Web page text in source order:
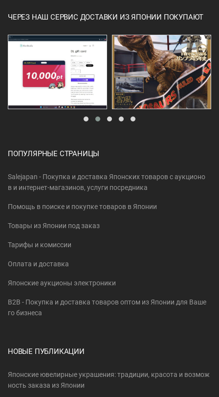
ЧЕРЕЗ НАШ СЕРВИС ДОСТАВКИ ИЗ ЯПОНИИ ПОКУПАЮТ
ПОПУЛЯРНЫЕ СТРАНИЦЫ
Salejapan - Покупка и доставка Японских товаров c аукционо
в и интернет-магазинов, услуги посредника
Помощь в поиске и покупке товаров в Японии
Товары из Японии под заказ
Тарифы и комиссии
Оплата и доставка
Японские аукционы электроники
B2B - Покупка и доставка товаров оптом из Японии для Ваше
го бизнеса
НОВЫЕ ПУБЛИКАЦИИ
Японские ювелирные украшения: традиции, красота и возмож
ность заказа из Японии